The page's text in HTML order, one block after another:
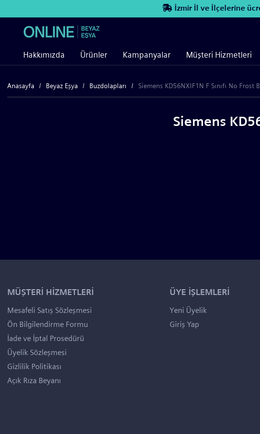
İzmir İl ve İlçelerine
Hakkımızda Ürünler Kampanyalar Müşteri Hizmetleri
Anasayfa Beyaz Eşya Buzdolapları Siemens KD56NXIF1N F Sınıfı No Frost
Siemens
MÜŞTERİ HİZMETLERİ
Mesafeli Satış Sözleşmesi
Ön Bilgilendirme Formu
İade ve İptal Prosedürü
Üyelik Sözleşmesi
Gizlilik Politikası
Açık Rıza Beyanı
ÜYE İŞLEMLERİ
Yeni Üyelik
Giriş Yap